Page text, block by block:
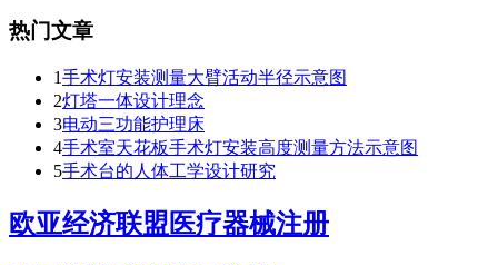
热门文章
1手术灯安装测量大臂活动半径示意图
2灯塔一体设计理念
3电动三功能护理床
4手术室天花板手术灯安装高度测量方法示意图
5手术台的人体工学设计研究
欧亚经济联盟医疗器械注册